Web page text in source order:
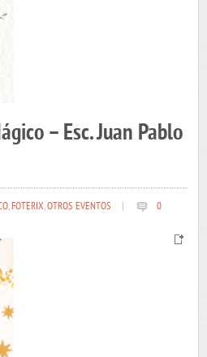
– Esc. Juan Pablo
,FOTERIX,OTROS EVENTOS 0